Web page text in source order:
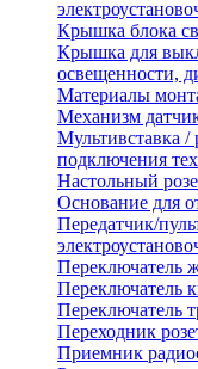
Крышка блока
Крышка для
освещенности,
Материалы
Механизм
Мультивставка /
подключения
Настольный
Основание для
Передатчик/
Переключатель
Переключатель
Переключатель
Переходник
Приемник